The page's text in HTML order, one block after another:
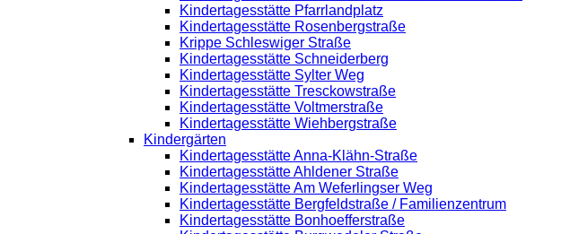
Kindertagesstätte Pfarrlandplatz
Kindertagesstätte Rosenbergstraße
Krippe Schleswiger Straße
Kindertagesstätte Schneiderberg
Kindertagesstätte Sylter Weg
Kindertagesstätte Tresckowstraße
Kindertagesstätte Voltmerstraße
Kindertagesstätte Wiehbergstraße
Kindergärten
Kindertagesstätte Anna-Klähn-Straße
Kindertagesstätte Ahldener Straße
Kindertagesstätte Am Weferlingser Weg
Kindertagesstätte Bergfeldstraße / Familienzentrum
Kindertagesstätte Bonhoefferstraße